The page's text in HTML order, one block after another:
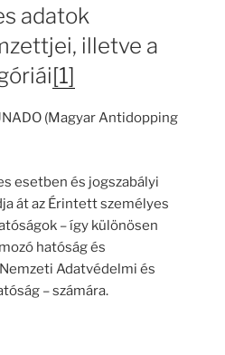
adatok
illetve a
[1]
(Magyar Antidopping
esetben és jogszabályi
át az Érintett személyes
– így különösen
hatóság és
Adatvédelmi és
– számára.